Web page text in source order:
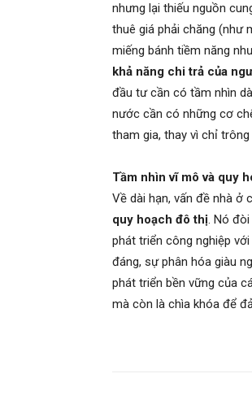
nhưng lại thiếu nguồn
thuê giá phải chăng (như
miếng bánh tiềm năng
khả năng chi trả của
đầu tư cần có tầm nhìn
nước cần có những cơ
tham gia, thay vì chỉ
Tầm nhìn vĩ mô và quy
Về dài hạn, vấn đề nhà ở
quy hoạch đô thị. Nó
phát triển công nghiệp
đáng, sự phân hóa giàu
phát triển bền vững của
mà còn là chìa khóa để